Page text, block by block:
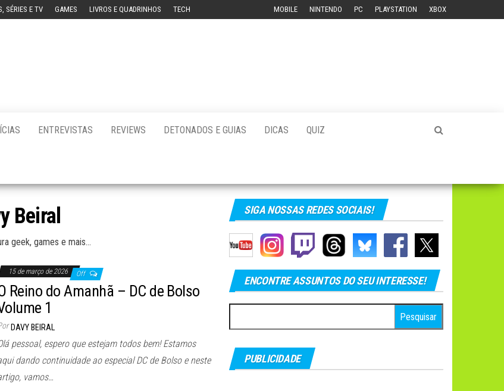
SÉRIES E TV GAMES LIVROS E QUADRINHOS TECH MOBILE NINTENDO PC PLAYSTATION XBOX
ENTREVISTAS REVIEWS DETONADOS E GUIAS DICAS QUIZ
Beiral
geek, games e mais...
15 de março de 2026 Off
Reino do Amanhã – DC de Bolso
1
DAVY BEIRAL
pessoal, espero que estejam todos bem! Estamos
dando continuidade ao especial DC de Bolso e neste
vamos…
SIGA NOSSAS REDES SOCIAIS!
ENCONTRE ASSUNTOS DO SEU INTERESSE!
por:
PUBLICIDADE